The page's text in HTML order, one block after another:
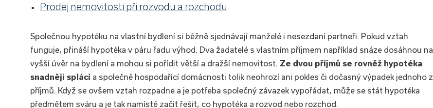
Prodej nemovitosti při rozvodu a rozchodu
Společnou hypotéku na vlastní bydlení si běžně sjednávají manželé i nesezdaní partneři. Pokud vztah
funguje, přináší hypotéka v páru řadu výhod. Dva žadatelé s vlastním příjmem například snáze dosáhnou na
vyšší úvěr na bydlení a mohou si pořídit větší a dražší nemovitost. Ze dvou příjmů se rovněž hypotéka
snadněji splácí a společně hospodařící domácnosti tolik neohrozí ani pokles či dočasný výpadek jednoho z
příjmů. Když se ovšem vztah rozpadne a je potřeba společný závazek vypořádat, může se stát hypotéka
předmětem sváru a je tak namístě začít řešit, co hypotéka a rozvod nebo rozchod.